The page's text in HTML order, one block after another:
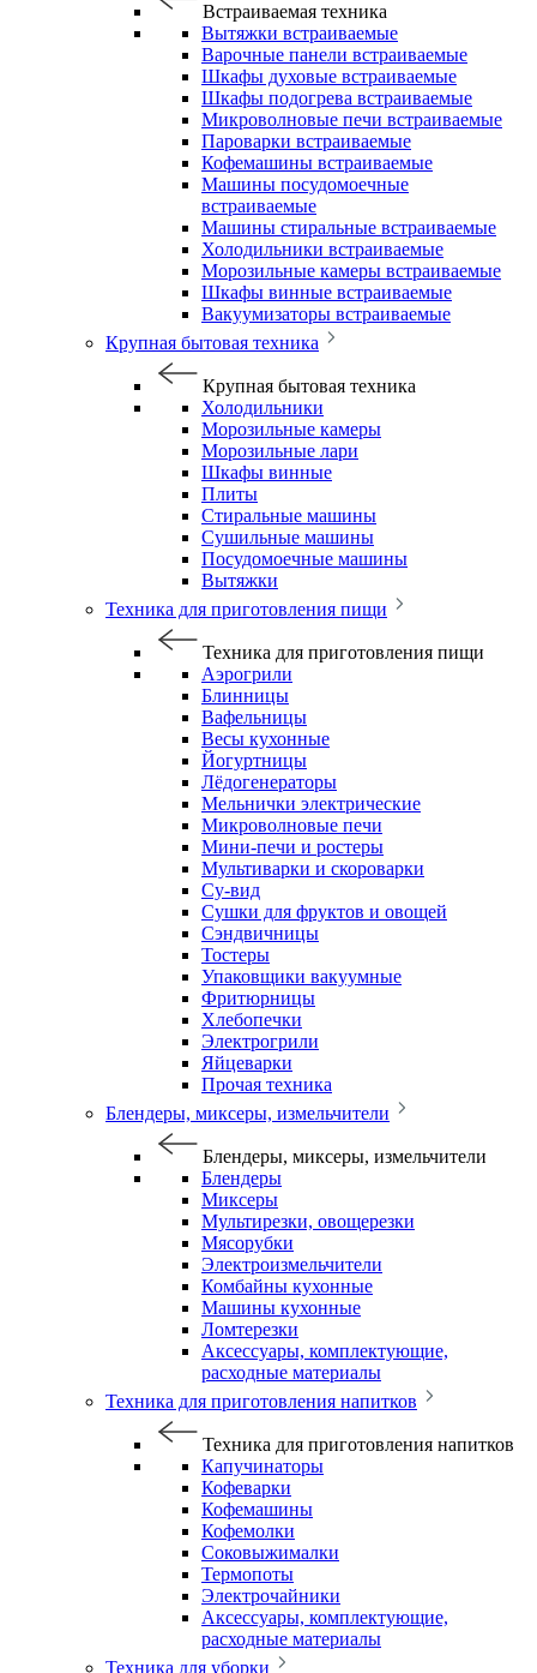
Встраиваемая техника
Вытяжки встраиваемые
Варочные панели встраиваемые
Шкафы духовые встраиваемые
Шкафы подогрева встраиваемые
Микроволновые печи встраиваемые
Пароварки встраиваемые
Кофемашины встраиваемые
Машины посудомоечные
встраиваемые
Машины стиральные встраиваемые
Холодильники встраиваемые
Морозильные камеры встраиваемые
Шкафы винные встраиваемые
Вакуумизаторы встраиваемые
Крупная бытовая техника
Крупная бытовая техника
Холодильники
Морозильные камеры
Морозильные лари
Шкафы винные
Плиты
Стиральные машины
Сушильные машины
Посудомоечные машины
Вытяжки
Техника для приготовления пищи
Техника для приготовления пищи
Аэрогрили
Блинницы
Вафельницы
Весы кухонные
Йогуртницы
Лёдогенераторы
Мельнички электрические
Микроволновые печи
Мини-печи и ростеры
Мультиварки и скороварки
Су-вид
Сушки для фруктов и овощей
Сэндвичницы
Тостеры
Упаковщики вакуумные
Фритюрницы
Хлебопечки
Электрогрили
Яйцеварки
Прочая техника
Блендеры, миксеры, измельчители
Блендеры, миксеры, измельчители
Блендеры
Миксеры
Мультирезки, овощерезки
Мясорубки
Электроизмельчители
Комбайны кухонные
Машины кухонные
Ломтерезки
Аксессуары, комплектующие,
расходные материалы
Техника для приготовления напитков
Техника для приготовления напитков
Капучинаторы
Кофеварки
Кофемашины
Кофемолки
Соковыжималки
Термопоты
Электрочайники
Аксессуары, комплектующие,
расходные материалы
Техника для уборки